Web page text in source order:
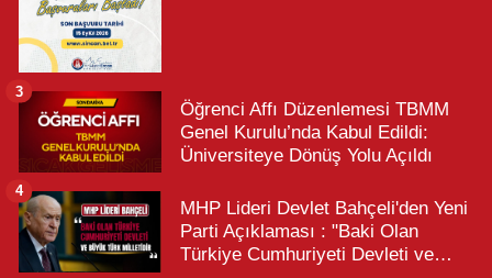
Öğrenci Affı Düzenlemesi TBMM
Genel Kurulu’nda Kabul Edildi:
Üniversiteye Dönüş Yolu Açıldı
3
MHP Lideri Devlet Bahçeli'den Yeni
Parti Açıklaması : "Baki Olan
Türkiye Cumhuriyeti Devleti ve
4